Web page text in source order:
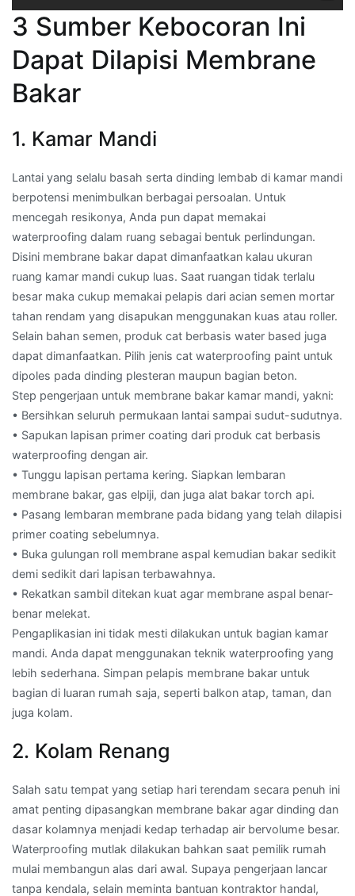
3 Sumber Kebocoran Ini
Dapat Dilapisi Membrane
Bakar
1. Kamar Mandi
Lantai yang selalu basah serta dinding lembab di kamar mandi
berpotensi menimbulkan berbagai persoalan. Untuk
mencegah resikonya, Anda pun dapat memakai
waterproofing dalam ruang sebagai bentuk perlindungan.
Disini membrane bakar dapat dimanfaatkan kalau ukuran
ruang kamar mandi cukup luas. Saat ruangan tidak terlalu
besar maka cukup memakai pelapis dari acian semen mortar
tahan rendam yang disapukan menggunakan kuas atau roller.
Selain bahan semen, produk cat berbasis water based juga
dapat dimanfaatkan. Pilih jenis cat waterproofing paint untuk
dipoles pada dinding plesteran maupun bagian beton.
Step pengerjaan untuk membrane bakar kamar mandi, yakni:
• Bersihkan seluruh permukaan lantai sampai sudut-sudutnya.
• Sapukan lapisan primer coating dari produk cat berbasis
waterproofing dengan air.
• Tunggu lapisan pertama kering. Siapkan lembaran
membrane bakar, gas elpiji, dan juga alat bakar torch api.
• Pasang lembaran membrane pada bidang yang telah dilapisi
primer coating sebelumnya.
• Buka gulungan roll membrane aspal kemudian bakar sedikit
demi sedikit dari lapisan terbawahnya.
• Rekatkan sambil ditekan kuat agar membrane aspal benar-
benar melekat.
Pengaplikasian ini tidak mesti dilakukan untuk bagian kamar
mandi. Anda dapat menggunakan teknik waterproofing yang
lebih sederhana. Simpan pelapis membrane bakar untuk
bagian di luaran rumah saja, seperti balkon atap, taman, dan
juga kolam.
2. Kolam Renang
Salah satu tempat yang setiap hari terendam secara penuh ini
amat penting dipasangkan membrane bakar agar dinding dan
dasar kolamnya menjadi kedap terhadap air bervolume besar.
Waterproofing mutlak dilakukan bahkan saat pemilik rumah
mulai membangun alas dari awal. Supaya pengerjaan lancar
tanpa kendala, selain meminta bantuan kontraktor handal,